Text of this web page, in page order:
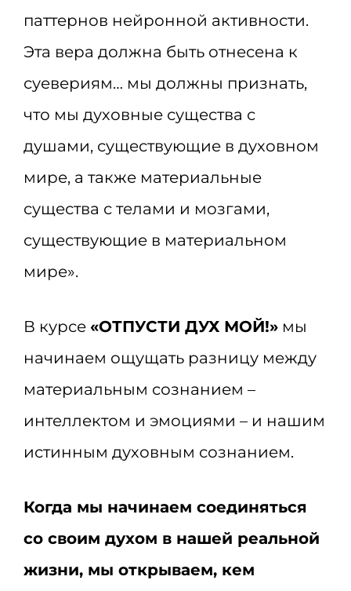
паттернов нейронной активности.
Эта вера должна быть отнесена к
суевериям… мы должны признать,
что мы духовные существа с
душами, существующие в духовном
мире, а также материальные
существа с телами и мозгами,
существующие в материальном
мире».
В курсе «ОТПУСТИ ДУХ МОЙ!» мы
начинаем ощущать разницу между
материальным сознанием –
интеллектом и эмоциями – и нашим
истинным духовным сознанием.
Когда мы начинаем соединяться
со своим духом в нашей реальной
жизни, мы открываем, кем